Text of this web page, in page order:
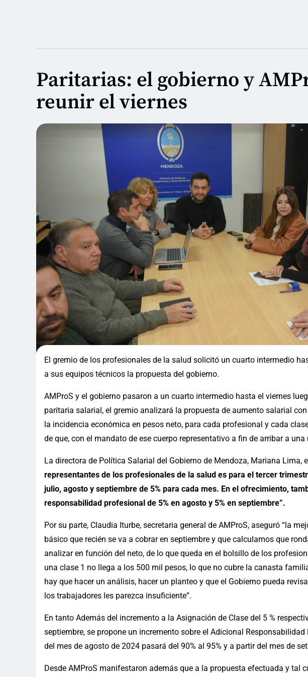
Paritarias: el gobierno y
reunir el viernes
El gremio de los profesionales de la salud solicitó un cuarto intermedio
a sus equipos técnicos la propuesta del gobierno.
AMProS y el gobierno pasaron a un cuarto intermedio hasta el viernes
paritaria salarial, el gremio analizará la propuesta de aumento salarial
la incidencia económica en pesos neto, para cada profesional y cada
de que, con el mandato de ese cuerpo representativo a fin de arribar a
La directora de Política Salarial del Gobierno de Mendoza, Mariana Lima,
representantes de los profesionales de la salud es para el tercer
julio, agosto y septiembre de 5% para cada mes. En el ofrecimiento,
responsabilidad profesional de 5% en agosto y 5% en septiembre”.
Por su parte, Claudia Iturbe, secretaria general de AMProS, aseguró “la
básico que recién se va a cobrar en septiembre y que calculamos que
analizar en función del neto, de lo que queda en el bolsillo de los
una clase 1 no llega a los 500 mil pesos, lo que no cubre la canasta
hay que hacer un análisis, hacer un planteo y que el Gobierno pueda
los trabajadores les parezca insuficiente”.
En tanto Además del incremento a la Asignación de Clase del 5 %
septiembre, se propone un incremento sobre el Adicional
del mes de agosto de 2024 pasará del 90% al 95% y a partir del mes de
Desde AMProS manifestaron además que a la propuesta efectuada y tal